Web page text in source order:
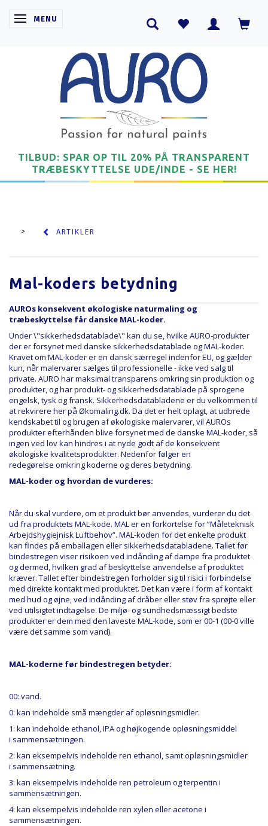
SKIFTE NAVIGATION
MENU
TILBUD: SPAR OP TIL 20% PÅ TRANSPARENT
TRÆBESKYTTELSE UDE/INDE - SE HER!
ARTIKLER
Mal-koders betydning
AUROs konsekvent økologiske naturmaling og
træbeskyttelse får danske MAL-koder.
Under \"sikkerhedsdatablade\" kan du se, hvilke AURO-produkter
der er forsynet med danske sikkerhedsdatablade og MAL-koder.
Kravet om MAL-koder er en dansk særregel indenfor EU, og gælder
kun, når malervarer sælges til professionelle - ikke ved salg til
private. AURO har maksimal transparens omkring sin produktion og
produkter, og har produkt- og sikkerhedsdatablade på sprogene
engelsk, tysk og fransk. Sikkerhedsdatabladene er du velkommen til
at rekvirere her på Økomaling.dk. Da det er helt oplagt, at udbrede
kendskabet til og brugen af økologiske malervarer, vil AUROs
produkter efterhånden blive forsynet med de danske MAL-koder, så
ingen ved lov kan hindres i at nyde godt af de konsekvent
økologiske kvalitetsprodukter. Nedenfor følger en
redegørelse omkring koderne og deres betydning.
MAL-koder og hvordan de vurderes:
Når du skal vurdere, om et produkt bør anvendes, vurderer du det
ud fra produktets MAL-kode. MAL er en forkortelse for ”Måleteknisk
Arbejdshygiejnisk Luftbehov”. MAL-koden for det enkelte produkt
kan findes på emballagen eller sikkerhedsdatabladene. Tallet før
bindestregen viser risikoen ved indånding af dampe fra produktet
og dermed, hvilken grad af beskyttelse anvendelse af produktet
kræver. Tallet efter bindestregen forholder sig til risici i forbindelse
med direkte kontakt med produktet. Det kan være i form af kontakt
med hud og øjne, ved indånding af dråber eller støv fra sprøjte eller
ved utilsigtet indtagelse. De miljø- og sundhedsmæssigt bedste
produkter er dem med den laveste MAL-kode, som er 00-1 (00-0 ville
være det samme som vand).
MAL-koderne før bindestregen betyder:
00: vand.
0: kan indeholde små mængder af opløsningsmidler.
1: kan indeholde ethanol, IPA og højkogende opløsningsmiddel
i sammensætningen.
2: kan eksempelvis indeholde ren ethanol, samt opløsningsmidler
i sammensætning.
3: kan eksempelvis indeholde ren petroleum og terpentin i
sammensætningen.
4: kan eksempelvis indeholde ren xylen eller acetone i
sammensætningen.